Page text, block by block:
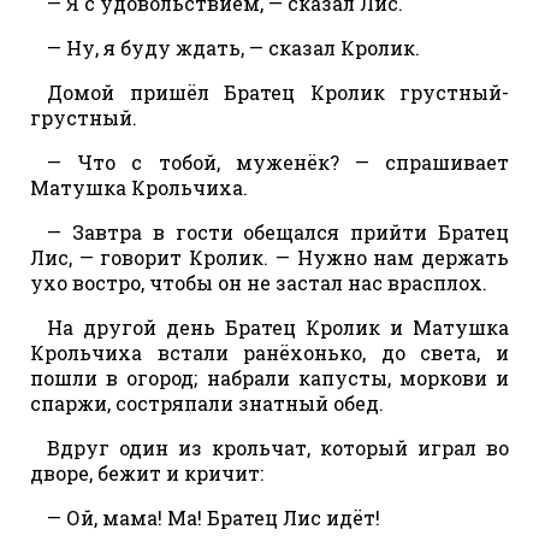
— Ну, я буду ждать, — сказал Кролик.
Домой пришёл Братец Кролик грустный-
грустный.
— Что с тобой, муженёк? — спрашивает
Матушка Крольчиха.
— Завтра в гости обещался прийти Братец
Лис, — говорит Кролик. — Нужно нам держать
ухо востро, чтобы он не застал нас врасплох.
На другой день Братец Кролик и Матушка
Крольчиха встали ранёхонько, до света, и
пошли в огород; набрали капусты, моркови и
спаржи, состряпали знатный обед.
Вдруг один из крольчат, который играл во
дворе, бежит и кричит:
— Ой, мама! Ма! Братец Лис идёт!